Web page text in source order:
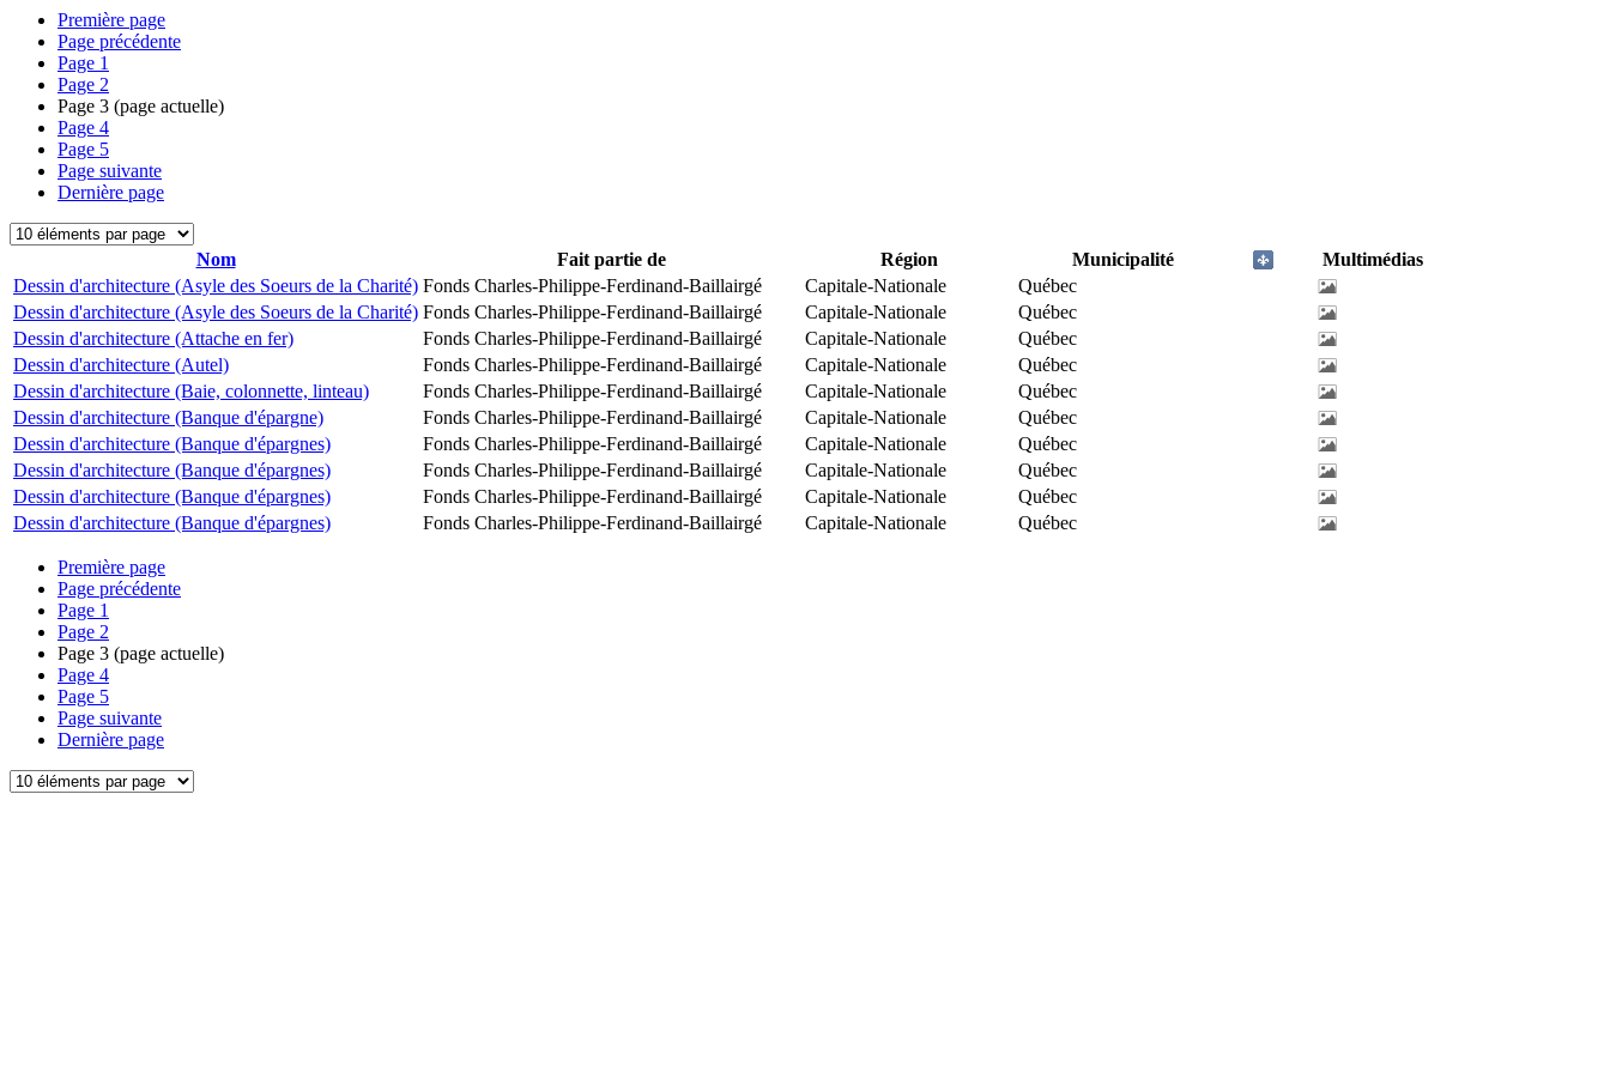
Première page
Page précédente
Page 1
Page 2
Page 3 (page actuelle)
Page 4
Page 5
Page suivante
Dernière page
Nom Fait partie de Région Municipalité
Multimédias
Dessin d'architecture (Asyle des Soeurs de la Charité) Fonds Charles-Philippe-Ferdinand-Baillairgé Capitale-Nationale
Québec
Dessin d'architecture (Asyle des Soeurs de la Charité) Fonds Charles-Philippe-Ferdinand-Baillairgé Capitale-Nationale
Québec
Dessin d'architecture (Attache en fer)
Fonds Charles-Philippe-Ferdinand-Baillairgé Capitale-Nationale
Québec
Dessin d'architecture (Autel)
Fonds Charles-Philippe-Ferdinand-Baillairgé Capitale-Nationale
Québec
Dessin d'architecture (Baie, colonnette, linteau)
Fonds Charles-Philippe-Ferdinand-Baillairgé Capitale-Nationale
Québec
Dessin d'architecture (Banque d'épargne)
Fonds Charles-Philippe-Ferdinand-Baillairgé Capitale-Nationale
Québec
Dessin d'architecture (Banque d'épargnes)
Fonds Charles-Philippe-Ferdinand-Baillairgé Capitale-Nationale
Québec
Dessin d'architecture (Banque d'épargnes)
Fonds Charles-Philippe-Ferdinand-Baillairgé Capitale-Nationale
Québec
Dessin d'architecture (Banque d'épargnes)
Fonds Charles-Philippe-Ferdinand-Baillairgé Capitale-Nationale
Québec
Dessin d'architecture (Banque d'épargnes)
Fonds Charles-Philippe-Ferdinand-Baillairgé Capitale-Nationale Québec
Première page
Page précédente
Page 1
Page 2
Page 3 (page actuelle)
Page 4
Page 5
Page suivante
Dernière page